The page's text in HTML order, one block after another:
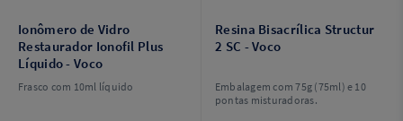
Ionômero de Vidro
Restaurador Ionofil Plus
Líquido - Voco
Frasco com 10ml líquido
Resina Bisacrílica Structur
2 SC - Voco
Embalagem com 75g (75ml) e 10
pontas misturadoras.